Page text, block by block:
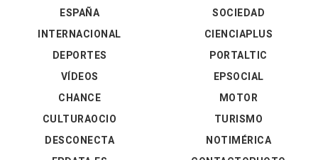
ESPAÑA
INTERNACIONAL
DEPORTES
VÍDEOS
SOCIEDAD
CIENCIAPLUS
PORTALTIC
EPSOCIAL
CHANCE
CULTURAOCIO
DESCONECTA
MOTOR
TURISMO
NOTIMÉRICA